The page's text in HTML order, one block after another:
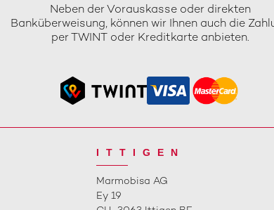
Neben der Vorauskasse oder direkten
Banküberweisung, können wir Ihnen auch die
per TWINT oder Kreditkarte anbieten.
ITTIGEN
Marmobisa AG
Ey 19